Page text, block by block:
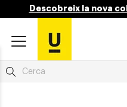
Descobreix la nova